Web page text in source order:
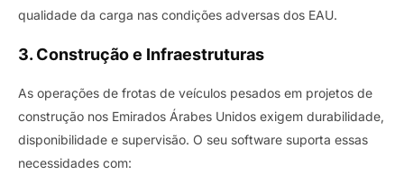
qualidade da carga nas condições adversas dos EAU.
3. Construção e Infraestruturas
As operações de frotas de veículos pesados ​​em projetos de
construção nos Emirados Árabes Unidos exigem durabilidade,
disponibilidade e supervisão. O seu software suporta essas
necessidades com: